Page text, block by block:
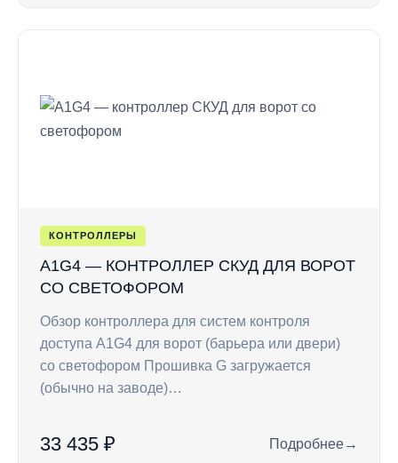
КОНТРОЛЛЕРЫ
A1G4 — КОНТРОЛЛЕР СКУД ДЛЯ ВОРОТ
СО СВЕТОФОРОМ
Обзор контроллера для систем контроля
доступа A1G4 для ворот (барьера или двери)
со светофором Прошивка G загружается
(обычно на заводе)…
33 435 ₽ Подробнее
: A1G4 —
→